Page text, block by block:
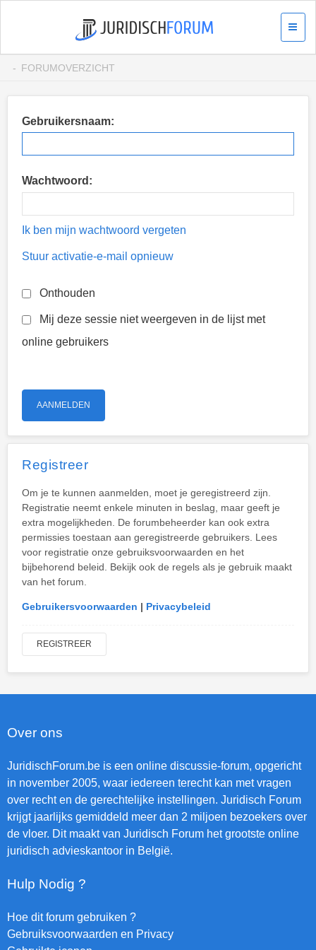
FORUMOVERZICHT
Gebruikersnaam:
Wachtwoord:
Ik ben mijn wachtwoord vergeten
Stuur activatie-e-mail opnieuw
Onthouden
Mij deze sessie niet weergeven in de lijst met
online gebruikers
Registreer
Om je te kunnen aanmelden, moet je geregistreerd zijn.
Registratie neemt enkele minuten in beslag, maar geeft je
extra mogelijkheden. De forumbeheerder kan ook extra
permissies toestaan aan geregistreerde gebruikers. Lees
voor registratie onze gebruiksvoorwaarden en het
bijbehorend beleid. Bekijk ook de regels als je gebruik maakt
van het forum.
Gebruikersvoorwaarden | Privacybeleid
REGISTREER
Over ons
JuridischForum.be is een online discussie-forum, opgericht
in november 2005, waar iedereen terecht kan met vragen
over recht en de gerechtelijke instellingen. Juridisch Forum
krijgt jaarlijks gemiddeld meer dan 2 miljoen bezoekers over
de vloer. Dit maakt van Juridisch Forum het grootste online
juridisch advieskantoor in België.
Hulp Nodig ?
Hoe dit forum gebruiken ?
Gebruiksvoorwaarden en Privacy